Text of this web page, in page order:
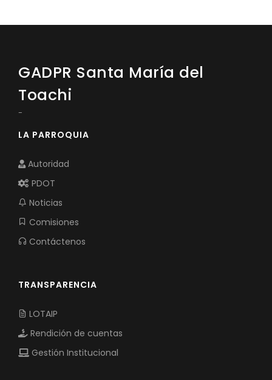
GADPR Santa María del
Toachi
-
LA PARROQUIA
Autoridad
PDOT
Noticias
Comisiones
Contáctenos
TRANSPARENCIA
LOTAIP
Rendición de cuentas
Gestión Institucional